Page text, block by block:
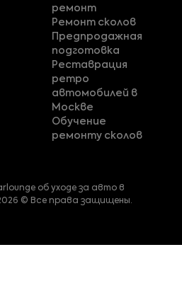
ремонт
Ремонт сколов
Предпродажная
подготовка
Реставрация
ретро
автомобилей в
Москве
Обучение
ремонту сколов
об уходе за авто в
© Все права защищены.